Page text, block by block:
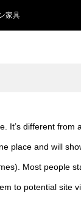
家具
It’s different from
place and will
Most people
to potential site